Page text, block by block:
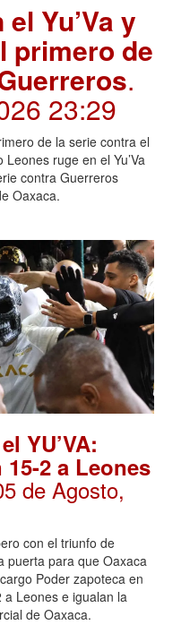
Yu’Va y
primero de
.
23:29
de la serie contra el
ruge en el Yu’Va
contra Guerreros
Oaxaca.
YU’VA:
2 a Leones
de Agosto,
con el triunfo de
puerta para que Oaxaca
Poder zapoteca en
a Leones e igualan la
de Oaxaca.